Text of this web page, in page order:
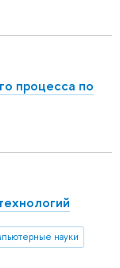
процесса по
науки